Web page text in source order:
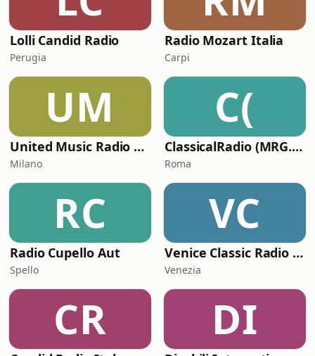
Lolli Candid Radio
Perugia
Radio Mozart Italia
Carpi
UM
United Music Radio Festival
Milano
C(
ClassicalRadio (MRG.fm)
Roma
RC
Radio Cupello Aut
Spello
VC
Venice Classic Radio | VCR Classica+
Venezia
CR DI